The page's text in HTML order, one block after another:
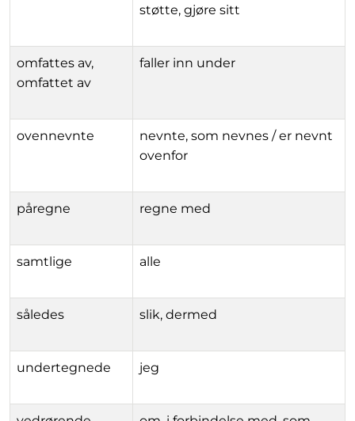
støtte, gjøre sitt
omfattes av,
omfattet av
faller inn under
ovennevnte
nevnte, som nevnes / er nevnt
ovenfor
påregne regne med
samtlige alle
således slik, dermed
undertegnede jeg